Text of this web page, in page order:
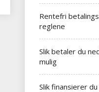
Rentefri
reglene
Slik betaler du
mulig
Slik finansierer